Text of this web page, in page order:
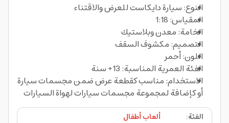
النوع: سيارة دايكاست للعرض والاقتناء
المقياس: 1:18
الخامة: معدن وبلاستيك
التصميم: مكشوف السقف
اللون: أحمر
الفئة العمرية المناسبة: 13+ سنة
الاستخدام: مناسب كقطعة عرض ضمن مجسمات سيارة
أو كإضافة لمجموعة مجسمات سيارات لهواة السيارات
الفئة: ألعاب أطفال